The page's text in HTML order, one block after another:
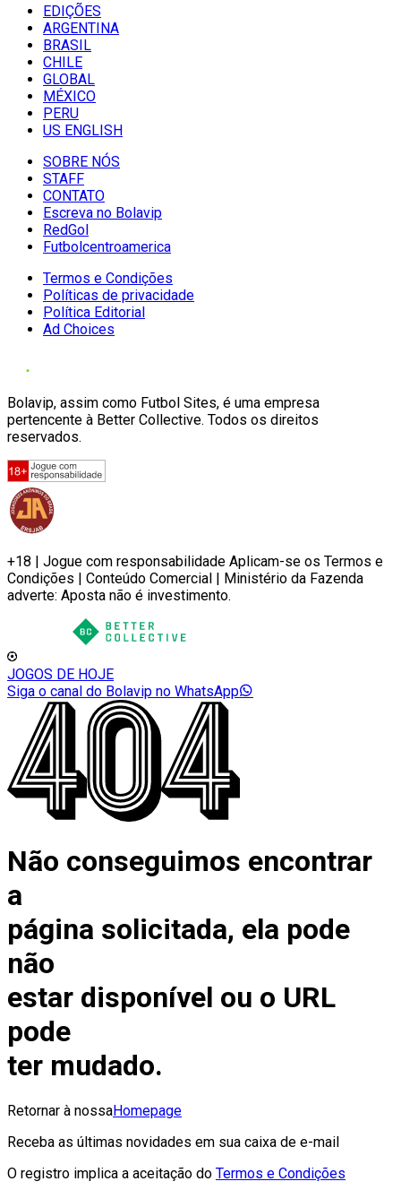
EDIÇÕES
ARGENTINA
BRASIL
CHILE
GLOBAL
MÉXICO
PERU
US ENGLISH
SOBRE NÓS
STAFF
CONTATO
Escreva no Bolavip
RedGol
Futbolcentroamerica
Termos e Condições
Políticas de privacidade
Política Editorial
Ad Choices
Bolavip, assim como Futbol Sites, é uma empresa
pertencente à Better Collective. Todos os direitos
reservados.
+18 | Jogue com responsabilidade Aplicam-se os Termos e
Condições | Conteúdo Comercial | Ministério da Fazenda
adverte: Aposta não é investimento.
JOGOS DE HOJE
Siga o canal do Bolavip no WhatsApp
Não conseguimos encontrar
a
página solicitada, ela pode
não
estar disponível ou o URL
pode
ter mudado.
Retornar à nossaHomepage
Receba as últimas novidades em sua caixa de e-mail
O registro implica a aceitação do Termos e Condições